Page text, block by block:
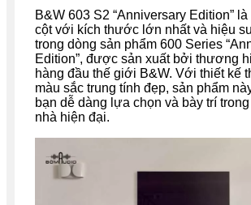
B&W 603 S2 “Anniversary Edition”
cột với kích thước lớn nhất và hiệu
trong dòng sản phẩm 600 Series
Edition”, được sản xuất bởi thương
hàng đầu thế giới B&W. Với thiết kế
màu sắc trung tính đẹp, sản phẩm
bạn dễ dàng lựa chọn và bày trí
nhà hiện đại.